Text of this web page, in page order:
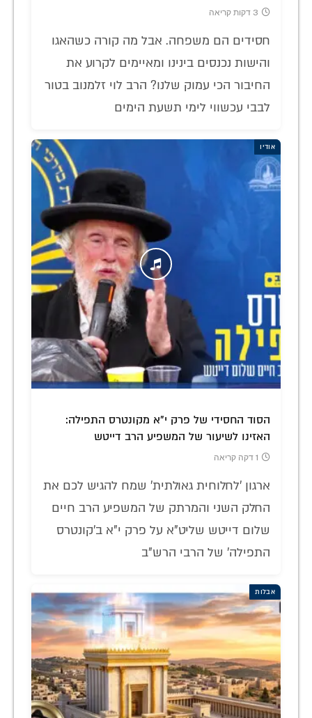
3 דקות קריאה
חסידים הם משפחה. אבל מה קורה כשהאגו
והישות נכנסים בינינו ומאיימים לקרוע את
החיבור הכי עמוק שלנו? הרב לוי זלמנוב בטור
לבבי עכשווי לימי תשעת הימים
אודיו
הסוד החסידי של פרק י"א מקונטרס התפילה:
האזינו לשיעור של המשפיע הרב דייטש
1 דקה קריאה
ארגון 'לחלוחית גאולתית' שמח להגיש לכם את
החלק השני והמרתק של המשפיע הרב חיים
שלום דייטש שליט"א על פרק י"א ב'קונטרס
התפילה' של הרבי הרש"ב
אבלות